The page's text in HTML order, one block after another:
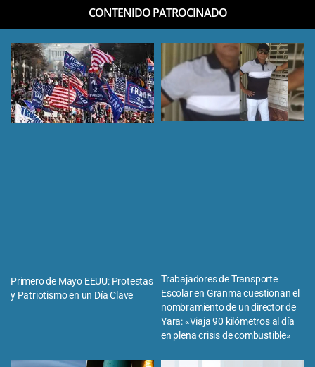
CONTENIDO PATROCINADO
Primero de Mayo EEUU: Protestas
y Patriotismo en un Día Clave
Trabajadores de Transporte
Escolar en Granma cuestionan el
nombramiento de un director de
Yara: «Viaja 90 kilómetros al día
en plena crisis de combustible»